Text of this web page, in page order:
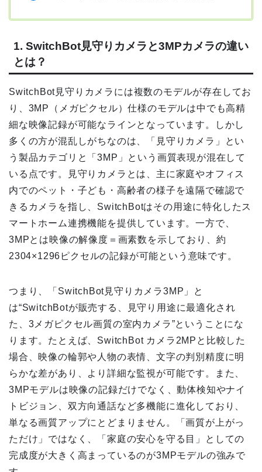
1. SwitchBot見守りカメラと3MPカメラの違い
とは？
SwitchBot見守りカメラには複数のモデルが存在してお
り、3MP（メガピクセル）仕様のモデルは中でも高精
細な映像記録が可能なラインとなっています。しかし
多くの方が混乱しがちなのは、「見守りカメラ」とい
う製品カテゴリと「3MP」という画質表現が混在して
いる点です。見守りカメラとは、主に家庭やオフィス
内でのペット・子ども・高齢者の様子を遠隔で確認で
きるカメラを指し、SwitchBotはその用途に特化したス
マートホーム連携機能を提供しています。一方で、
3MPとは映像の解像度＝画素数を示しており、約
2304×1296ピクセルの記録が可能という意味です。
つまり、「SwitchBot見守りカメラ3MP」と
は“SwitchBotが販売する、見守り用途に最適化され
た、3メガピクセル画質の室内カメラ”ということにな
ります。たとえば、SwitchBot カメラ2MPと比較した
場合、映像の輪郭や人物の表情、文字の判別精度に明
らかな差があり、より詳細な監視が可能です。また、
3MPモデルは映像の記録だけでなく、動体検知やナイ
トビジョン、双方向通話など多機能に進化しており、
単なる画質アップにとどまりません。「画質が上がっ
ただけ」ではなく、「家庭の安心を守る目」としての
完成度が大きく高まっているのが3MPモデルの強みで